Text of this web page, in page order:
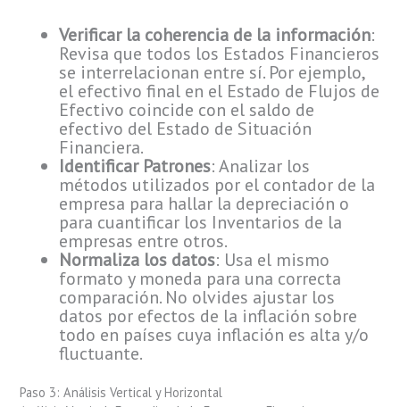
Verificar la coherencia de la información:
Revisa que todos los Estados Financieros
se interrelacionan entre sí. Por ejemplo,
el efectivo final en el Estado de Flujos de
Efectivo coincide con el saldo de
efectivo del Estado de Situación
Financiera.
Identificar Patrones: Analizar los
métodos utilizados por el contador de la
empresa para hallar la depreciación o
para cuantificar los Inventarios de la
empresas entre otros.
Normaliza los datos: Usa el mismo
formato y moneda para una correcta
comparación. No olvides ajustar los
datos por efectos de la inflación sobre
todo en países cuya inflación es alta y/o
fluctuante.
Paso 3: Análisis Vertical y Horizontal